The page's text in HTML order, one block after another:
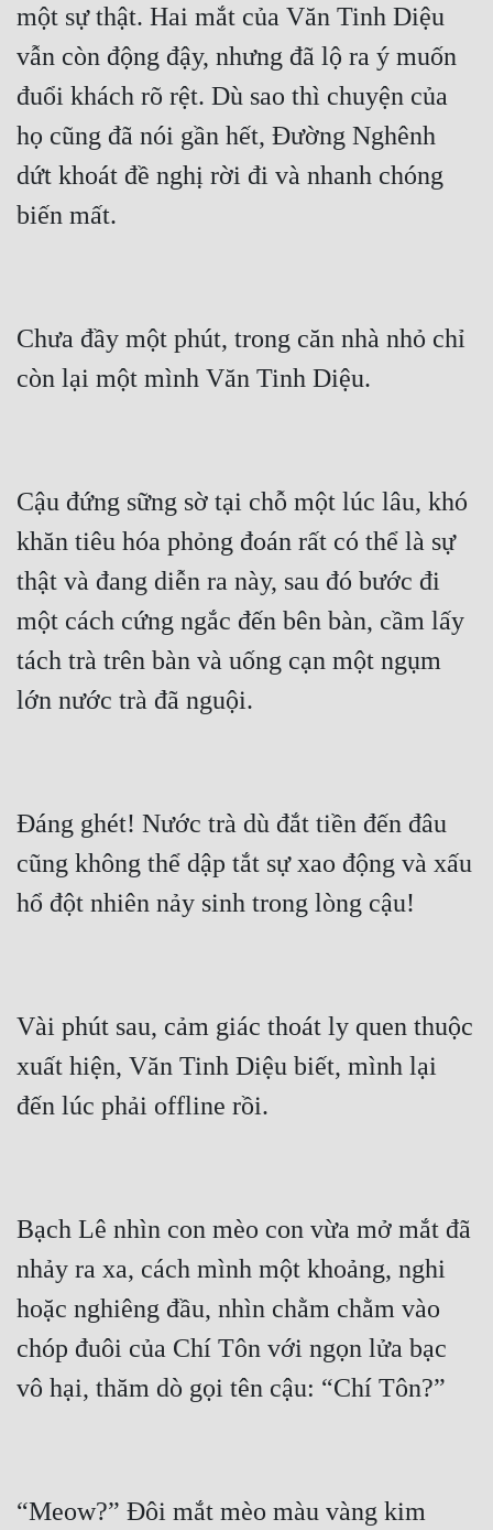
một sự thật. Hai mắt của Văn Tinh Diệu
vẫn còn động đậy, nhưng đã lộ ra ý muốn
đuổi khách rõ rệt. Dù sao thì chuyện của
họ cũng đã nói gần hết, Đường Nghênh
dứt khoát đề nghị rời đi và nhanh chóng
Chưa đầy một phút, trong căn nhà nhỏ chỉ
Cậu đứng sững sờ tại chỗ một lúc lâu, khó
khăn tiêu hóa phỏng đoán rất có thể là sự
thật và đang diễn ra này, sau đó bước đi
một cách cứng ngắc đến bên bàn, cầm lấy
tách trà trên bàn và uống cạn một ngụm
Đáng ghét! Nước trà dù đắt tiền đến đâu
cũng không thể dập tắt sự xao động và xấu
Vài phút sau, cảm giác thoát ly quen thuộc
xuất hiện, Văn Tinh Diệu biết, mình lại
Bạch Lê nhìn con mèo con vừa mở mắt đã
nhảy ra xa, cách mình một khoảng, nghi
hoặc nghiêng đầu, nhìn chằm chằm vào
chóp đuôi của Chí Tôn với ngọn lửa bạc
“Meow?” Đôi mắt mèo màu vàng kim